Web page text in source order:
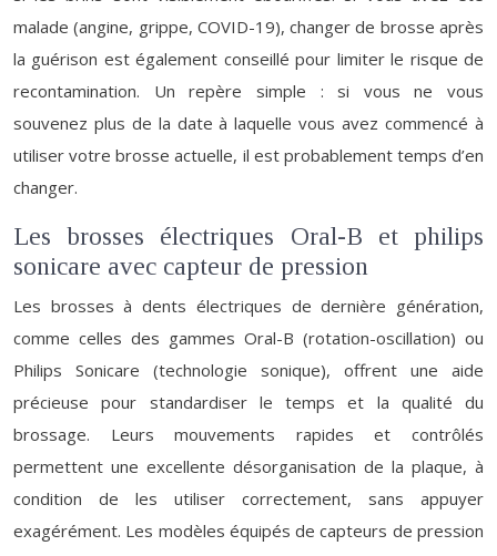
malade (angine, grippe, COVID-19), changer de brosse après
la guérison est également conseillé pour limiter le risque de
recontamination. Un repère simple : si vous ne vous
souvenez plus de la date à laquelle vous avez commencé à
utiliser votre brosse actuelle, il est probablement temps d’en
changer.
Les brosses électriques Oral-B et philips
sonicare avec capteur de pression
Les brosses à dents électriques de dernière génération,
comme celles des gammes Oral-B (rotation-oscillation) ou
Philips Sonicare (technologie sonique), offrent une aide
précieuse pour standardiser le temps et la qualité du
brossage. Leurs mouvements rapides et contrôlés
permettent une excellente désorganisation de la plaque, à
condition de les utiliser correctement, sans appuyer
exagérément. Les modèles équipés de capteurs de pression